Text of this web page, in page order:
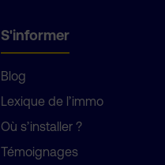
S'informer
Blog
Lexique de l’immo
Où s’installer ?
Témoignages